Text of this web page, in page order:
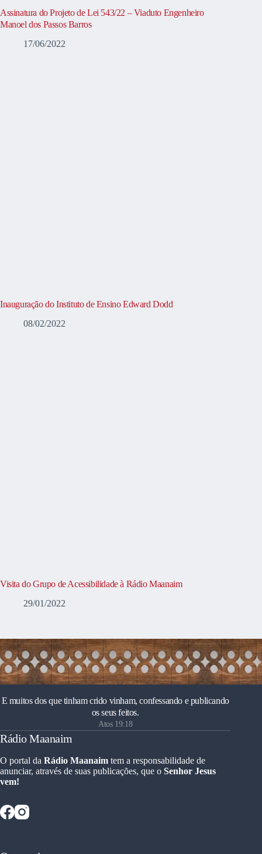
Assinatura do Projeto de Lei 543/22 – Viaduto Engenheiro
Manoel dos Passos Barros
17/06/2022
Inauguração do Instituto de Ensino Edward Dodd
08/02/2022
Visita do Grupo de Acessibilidade à Rádio Maanaim
29/01/2022
E muitos dos que tinham crido vinham, confessando e publicando
os seus feitos.
Atos 19:18
Rádio Maanaim
O portal da Rádio Maanaim tem a responsabilidade de
anunciar, através de suas publicações, que o Senhor Jesus
vem!